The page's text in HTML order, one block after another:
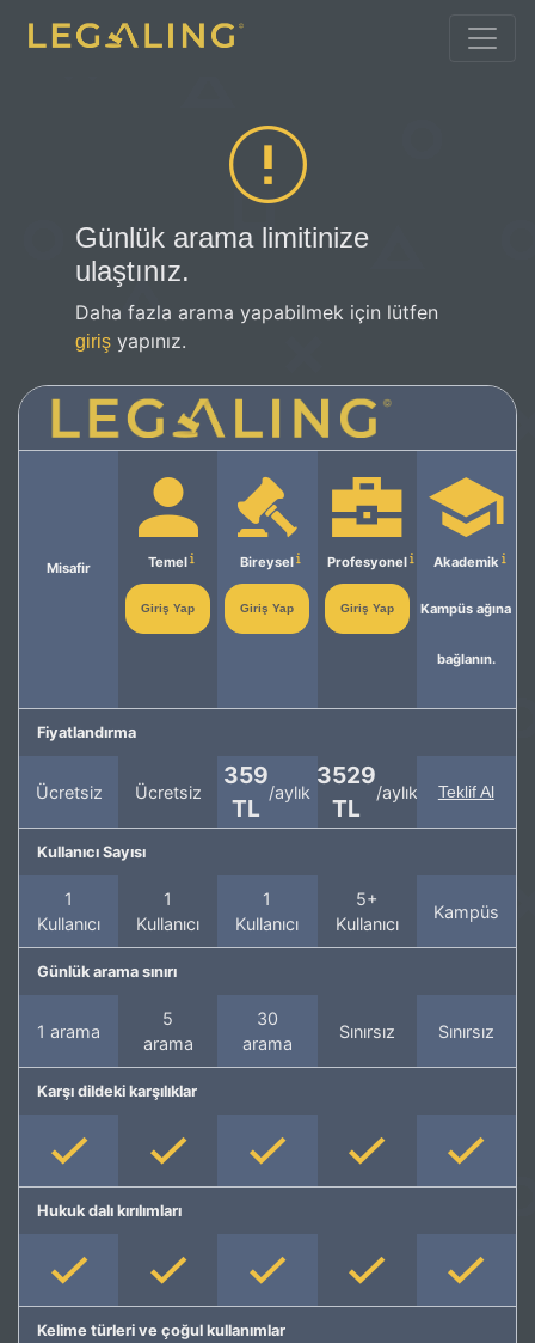
Günlük arama limitinize
ulaştınız.
Daha fazla arama yapabilmek için lütfen
giriş yapınız.
Misafir Temel
Giriş Yap
Bireysel
Giriş Yap
Profesyonel
Giriş Yap
Akademik
Kampüs ağına
bağlanın.
Fiyatlandırma
Ücretsiz Ücretsiz
359
TL
/aylık
3529
TL
/aylık Teklif Al
Kullanıcı Sayısı
1
Kullanıcı
1
Kullanıcı
1
Kullanıcı
5+
Kullanıcı
Kampüs
Günlük arama sınırı
1 arama
5
arama
30
arama
Sınırsız Sınırsız
Karşı dildeki karşılıklar
Hukuk dalı kırılımları
Kelime türleri ve çoğul kullanımlar